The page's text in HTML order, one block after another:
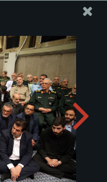
قائد الثورة
ويُعيّن السيد مسعود